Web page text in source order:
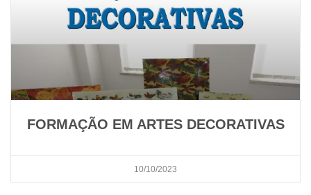
FORMAÇÃO EM ARTES DECORATIVAS
10/10/2023